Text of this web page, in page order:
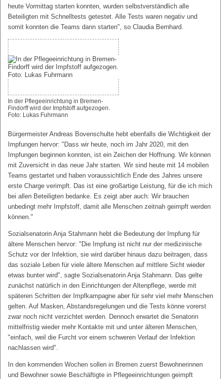
heute Vormittag starten konnten, wurden selbstverständlich alle
Beteiligten mit Schnelltests getestet. Alle Tests waren negativ und
somit konnten die Teams dann starten", so Claudia Bernhard.
In der Pflegeeinrichtung in Bremen-
Findorff wird der Impfstoff aufgezogen.
Foto: Lukas Fuhrmann
Bürgermeister Andreas Bovenschulte hebt ebenfalls die Wichtigkeit der
Impfungen hervor: "Dass wir heute, noch im Jahr 2020, mit den
Impfungen beginnen konnten, ist ein Zeichen der Hoffnung. Wir können
mit Zuversicht in das neue Jahr starten. Wir sind heute mit 14 mobilen
Teams gestartet und haben voraussichtlich Ende des Jahres unsere
erste Charge verimpft. Das ist eine großartige Leistung, für die ich mich
bei allen Beteiligten bedanke. Es zeigt aber auch: Wir brauchen
unbedingt mehr Impfstoff, damit alle Menschen zeitnah geimpft werden
können."
Sozialsenatorin Anja Stahmann hebt die Bedeutung der Impfung für
ältere Menschen hervor: "Die Impfung ist nicht nur der medizinische
Schutz vor der Infektion, sie wird darüber hinaus dazu beitragen, dass
das soziale Leben für viele ältere Menschen auf mittlere Sicht wieder
etwas bunter wird", sagte Sozialsenatorin Anja Stahmann. Das gelte
zunächst natürlich in den Einrichtungen der Altenpflege, werde mit
späteren Schritten der Impfkampagne aber für sehr viel mehr Menschen
gelten. Auf Masken, Abstandsregelungen und die Tests könne vorerst
zwar noch nicht verzichtet werden. Dennoch erwartet die Senatorin
mittelfristig wieder mehr Kontakte mit und unter älteren Menschen,
"einfach, weil die Furcht vor einem schweren Verlauf der Infektion
nachlassen wird".
In den kommenden Wochen sollen in Bremen zuerst Bewohnerinnen
und Bewohner sowie Beschäftigte in Pflegeeinrichtungen geimpft